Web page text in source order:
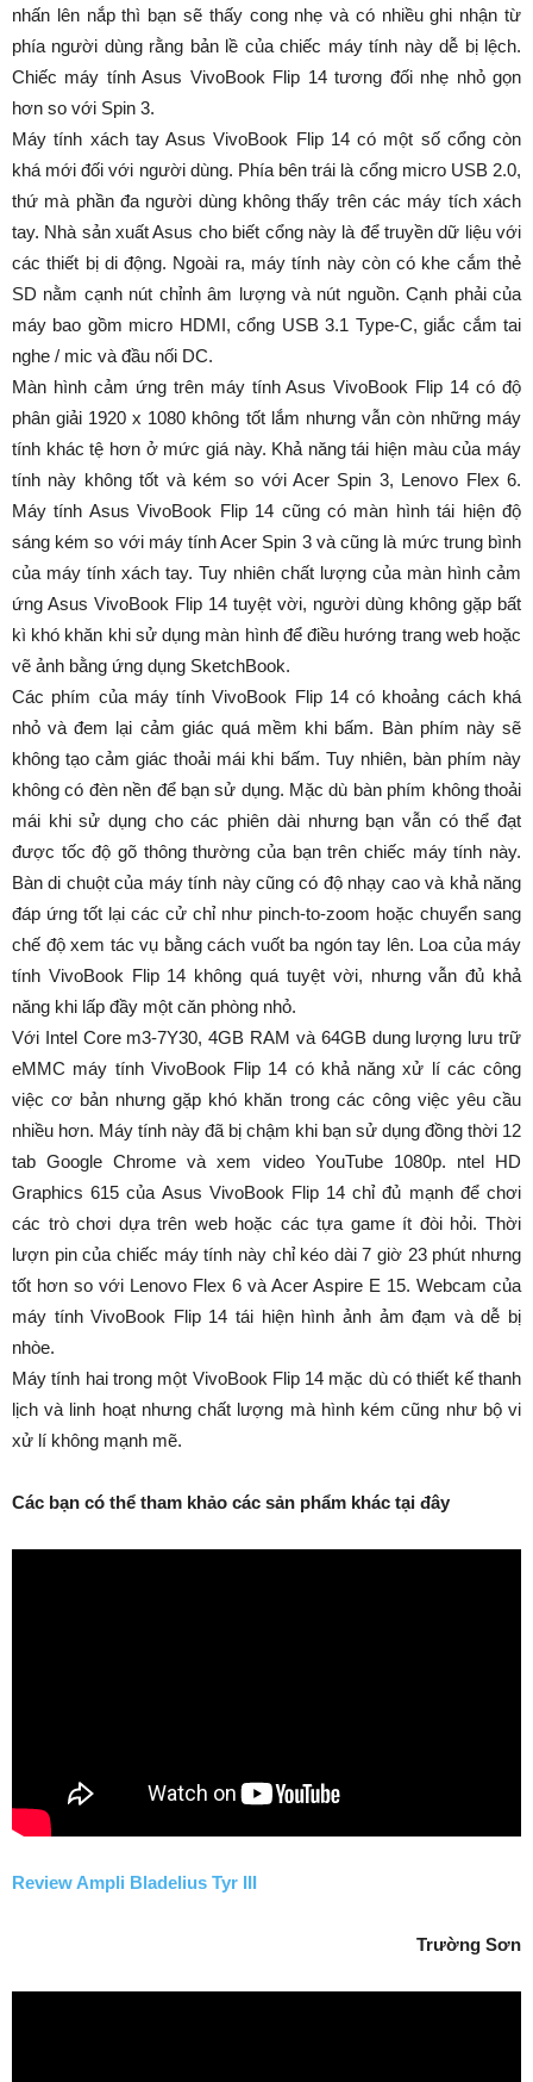
nhấn lên nắp thì bạn sẽ thấy cong nhẹ và có nhiều ghi nhận từ
phía người dùng rằng bản lề của chiếc máy tính này dễ bị lệch.
Chiếc máy tính Asus VivoBook Flip 14 tương đối nhẹ nhỏ gọn
hơn so với Spin 3.
Máy tính xách tay Asus VivoBook Flip 14 có một số cổng còn
khá mới đối với người dùng. Phía bên trái là cổng micro USB 2.0,
thứ mà phần đa người dùng không thấy trên các máy tích xách
tay. Nhà sản xuất Asus cho biết cổng này là để truyền dữ liệu với
các thiết bị di động. Ngoài ra, máy tính này còn có khe cắm thẻ
SD nằm cạnh nút chỉnh âm lượng và nút nguồn. Cạnh phải của
máy bao gồm micro HDMI, cổng USB 3.1 Type-C, giắc cắm tai
nghe / mic và đầu nối DC.
Màn hình cảm ứng trên máy tính Asus VivoBook Flip 14 có độ
phân giải 1920 x 1080 không tốt lắm nhưng vẫn còn những máy
tính khác tệ hơn ở mức giá này. Khả năng tái hiện màu của máy
tính này không tốt và kém so với Acer Spin 3, Lenovo Flex 6.
Máy tính Asus VivoBook Flip 14 cũng có màn hình tái hiện độ
sáng kém so với máy tính Acer Spin 3 và cũng là mức trung bình
của máy tính xách tay. Tuy nhiên chất lượng của màn hình cảm
ứng Asus VivoBook Flip 14 tuyệt vời, người dùng không gặp bất
kì khó khăn khi sử dụng màn hình để điều hướng trang web hoặc
vẽ ảnh bằng ứng dụng SketchBook.
Các phím của máy tính VivoBook Flip 14 có khoảng cách khá
nhỏ và đem lại cảm giác quá mềm khi bấm. Bàn phím này sẽ
không tạo cảm giác thoải mái khi bấm. Tuy nhiên, bàn phím này
không có đèn nền để bạn sử dụng. Mặc dù bàn phím không thoải
mái khi sử dụng cho các phiên dài nhưng bạn vẫn có thể đạt
được tốc độ gõ thông thường của bạn trên chiếc máy tính này.
Bàn di chuột của máy tính này cũng có độ nhạy cao và khả năng
đáp ứng tốt lại các cử chỉ như pinch-to-zoom hoặc chuyển sang
chế độ xem tác vụ bằng cách vuốt ba ngón tay lên. Loa của máy
tính VivoBook Flip 14 không quá tuyệt vời, nhưng vẫn đủ khả
năng khi lấp đầy một căn phòng nhỏ.
Với Intel Core m3-7Y30, 4GB RAM và 64GB dung lượng lưu trữ
eMMC máy tính VivoBook Flip 14 có khả năng xử lí các công
việc cơ bản nhưng gặp khó khăn trong các công việc yêu cầu
nhiều hơn. Máy tính này đã bị chậm khi bạn sử dụng đồng thời 12
tab Google Chrome và xem video YouTube 1080p. ntel HD
Graphics 615 của Asus VivoBook Flip 14 chỉ đủ mạnh để chơi
các trò chơi dựa trên web hoặc các tựa game ít đòi hỏi. Thời
lượn pin của chiếc máy tính này chỉ kéo dài 7 giờ 23 phút nhưng
tốt hơn so với Lenovo Flex 6 và Acer Aspire E 15. Webcam của
máy tính VivoBook Flip 14 tái hiện hình ảnh ảm đạm và dễ bị
nhòe.
Máy tính hai trong một VivoBook Flip 14 mặc dù có thiết kế thanh
lịch và linh hoạt nhưng chất lượng mà hình kém cũng như bộ vi
xử lí không mạnh mẽ.
Các bạn có thể tham khảo các sản phẩm khác tại đây
Review Ampli Bladelius Tyr III
Trường Sơn